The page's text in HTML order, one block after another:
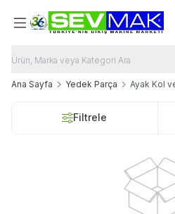
Ana Sayfa Yedek Parça Ayak Kol
Filtrele